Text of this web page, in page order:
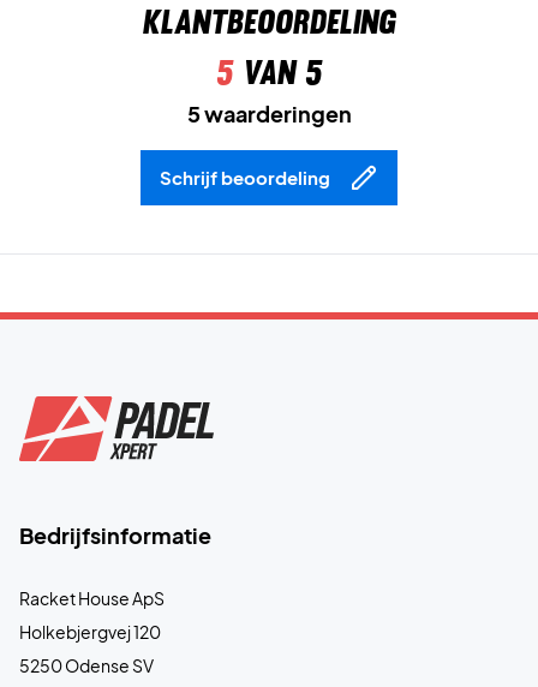
Klantbeoordeling
5van 5
5 waarderingen
Schrijf beoordeling
Bedrijfsinformatie
Racket House ApS
Holkebjergvej 120
5250 Odense SV